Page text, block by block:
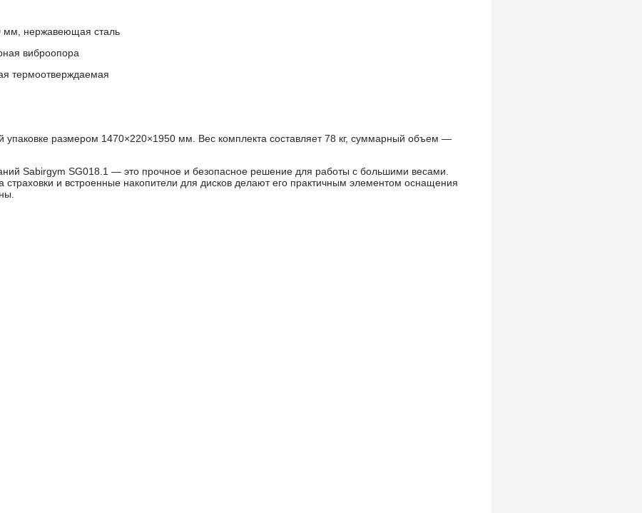
мм, нержавеющая сталь
виброопора
термоотверждаемая
упаковке размером 1470×220×1950 мм. Вес комплекта составляет 78 кг, суммарный объем —
Sabirgym SG018.1 — это прочное и безопасное решение для работы с большими весами.
страховки и встроенные накопители для дисков делают его практичным элементом оснащения